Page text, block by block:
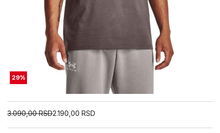
29%
3.090,00 RSD2.190,00 RSD